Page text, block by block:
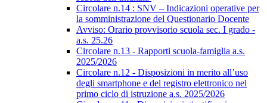
Circolare n.14 : SNV – Indicazioni operative per
la somministrazione del Questionario Docente
Avviso: Orario provvisorio scuola sec. I grado -
a.s. 25.26
Circolare n.13 - Rapporti scuola-famiglia a.s.
2025/2026
Circolare n.12 - Disposizioni in merito all’uso
degli smartphone e del registro elettronico nel
primo ciclo di istruzione a.s. 2025/2026